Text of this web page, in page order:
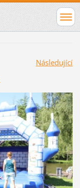
Následující